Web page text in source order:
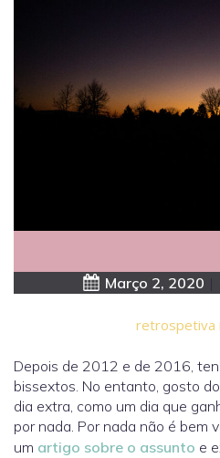
Março 2, 2020
retrospetiva
Depois de 2012 e de 2016,
bissextos. No entanto, gosto
dia extra, como um dia que
por nada. Por nada não é bem
um artigo sobre o assunto e